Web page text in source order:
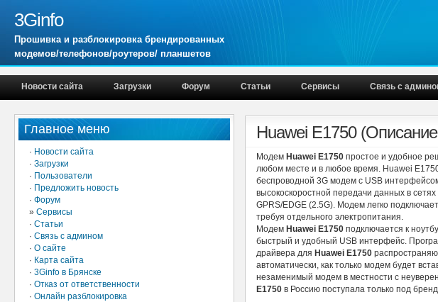
3Ginfo
Прошивка и разблокировка брендированных
модемов/телефонов/роутеров/ планшетов
Новости сайта Загрузки Форум Статьи Сервисы Связь с
Главное меню
· Новости сайта
· Загрузки
· Пользователи
· Предложить новость
· Форум
» Сервисы
· Статьи
· Связь с админом
· О сайте
· Карта сайта
· 3Ginfo в Брянске
· Отказ от ответственности
· Онлайн разблокировка
Huawei E1750
Модем Huawei E1750 простое и удобное
любом месте и в любое время. Huawei
беспроводной 3G модем с USB
высокоскоростной передачи данных в
GPRS/EDGE (2.5G). Модем легко
требуя отдельного электропитания.
Модем Huawei E1750 подключается к
быстрый и удобный USB интерфейс.
драйвера для Huawei E1750
автоматически, как только модем будет
незаменимый модем в местности с
E1750 в Россию поступала только под